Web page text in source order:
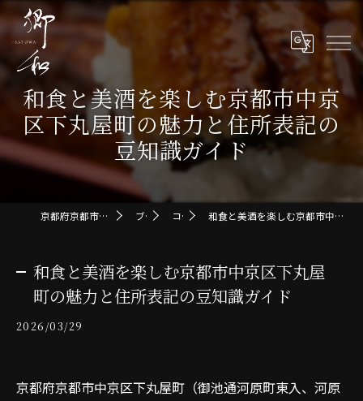
和食と美酒を楽しむ京都市中京
区下丸屋町の魅力と住所表記の
豆知識ガイド
京都府京都市の和食なら郷和-SATOWA- ブログ コラム 和食と美酒を楽しむ京都市中京区下丸屋町の魅力と住所表記の豆知識ガイド
和食と美酒を楽しむ京都市中京区下丸屋
町の魅力と住所表記の豆知識ガイド
2026/03/29
京都府京都市中京区下丸屋町（御池通河原町東入、河原